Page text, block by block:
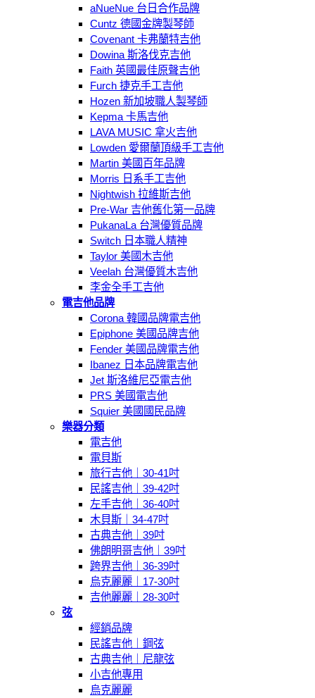
aNueNue 台日合作品牌
Cuntz 德國金牌製琴師
Covenant 卡弗蘭特吉他
Dowina 斯洛伐克吉他
Faith 英國最佳原聲吉他
Furch 捷克手工吉他
Hozen 新加坡職人製琴師
Kepma 卡馬吉他
LAVA MUSIC 拿火吉他
Lowden 愛爾蘭頂級手工吉他
Martin 美國百年品牌
Morris 日系手工吉他
Nightwish 拉維斯吉他
Pre-War 吉他舊化第一品牌
PukanaLa 台灣優質品牌
Switch 日本職人精神
Taylor 美國木吉他
Veelah 台灣優質木吉他
李金全手工吉他
電吉他品牌
Corona 韓國品牌電吉他
Epiphone 美國品牌吉他
Fender 美國品牌電吉他
Ibanez 日本品牌電吉他
Jet 斯洛維尼亞電吉他
PRS 美國電吉他
Squier 美國國民品牌
樂器分類
電吉他
電貝斯
旅行吉他｜30-41吋
民謠吉他｜39-42吋
左手吉他｜36-40吋
木貝斯｜34-47吋
古典吉他｜39吋
佛朗明哥吉他｜39吋
跨界吉他｜36-39吋
烏克麗麗｜17-30吋
吉他麗麗｜28-30吋
弦
經銷品牌
民謠吉他｜鋼弦
古典吉他｜尼龍弦
小吉他專用
烏克麗麗